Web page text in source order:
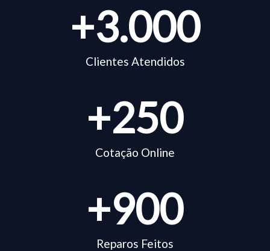
Clientes Atendidos
+3.000
Cotação Online
+250
Reparos Feitos
+900